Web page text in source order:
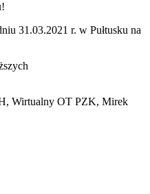
31.03.2021 r. w Pułtusku na
Wirtualny OT PZK, Mirek